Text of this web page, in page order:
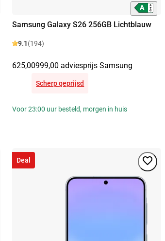
Samsung Galaxy S26 256GB Lichtblauw
9.1(194)
625,00999,00 adviesprijs Samsung
Scherp geprijsd
Voor 23:00 uur besteld, morgen in huis
Deal